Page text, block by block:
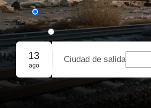
Ida
Ida y vuelta
Reserva grupal
13
ago
Ciudad de salida